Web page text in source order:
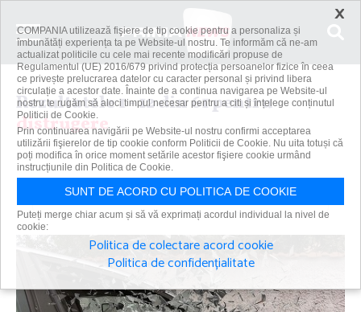
Rezultatele 1 - 12 din 61 pentru
distrugere
Caută
×
COMPANIA utilizează fişiere de tip cookie pentru a personaliza și
îmbunătăți experiența ta pe Website-ul nostru. Te informăm că ne-am
actualizat politicile cu cele mai recente modificări propuse de
Regulamentul (UE) 2016/679 privind protecția persoanelor fizice în ceea
ce privește prelucrarea datelor cu caracter personal și privind libera
circulație a acestor date. Înainte de a continua navigarea pe Website-ul
nostru te rugăm să aloci timpul necesar pentru a citi și înțelege conținutul
Politicii de Cookie.
Prin continuarea navigării pe Website-ul nostru confirmi acceptarea
utilizării fişierelor de tip cookie conform Politicii de Cookie. Nu uita totuși că
poți modifica în orice moment setările acestor fişiere cookie urmând
instrucțiunile din Politica de Cookie.
SUNT DE ACORD CU POLITICA DE COOKIE
Puteți merge chiar acum și să vă exprimați acordul individual la nivel de
cookie:
Politica de colectare acord cookie
Politica de confidențialitate